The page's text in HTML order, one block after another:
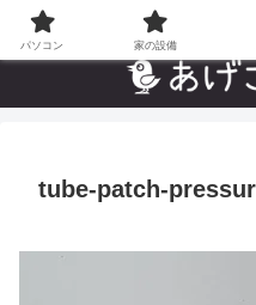
自分でやった”あんなこ
tube-patch-
パソコン 家の設備